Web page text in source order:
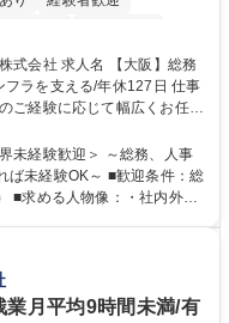
・社宅あり 食事補助あり
大阪】総務
を支える/年休127日 仕事
ご経験に応じて幅広くお任せ
的には事務所勤務ですが、
への日帰り・宿泊を伴う国内
互いに助け合いながら、総
未経験歓迎＞ ～総務、人事
ば未経験OK～ ■歓迎条件：総
の
業月平均9時間未満/有